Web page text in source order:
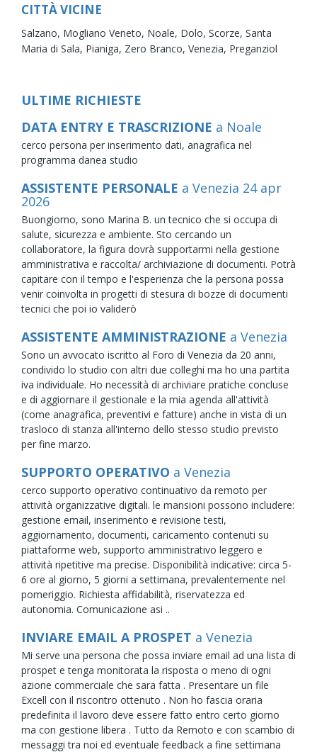
CITTÀ VICINE
Salzano, Mogliano Veneto, Noale, Dolo, Scorze, Santa
Maria di Sala, Pianiga, Zero Branco, Venezia, Preganziol
ULTIME RICHIESTE
DATA ENTRY E TRASCRIZIONE a Noale
cerco persona per inserimento dati, anagrafica nel
programma danea studio
ASSISTENTE PERSONALE a Venezia 24 apr
2026
Buongiorno, sono Marina B. un tecnico che si occupa di
salute, sicurezza e ambiente. Sto cercando un
collaboratore, la figura dovrà supportarmi nella gestione
amministrativa e raccolta/ archiviazione di documenti. Potrà
capitare con il tempo e l'esperienza che la persona possa
venir coinvolta in progetti di stesura di bozze di documenti
tecnici che poi io validerò
ASSISTENTE AMMINISTRAZIONE a Venezia
Sono un avvocato iscritto al Foro di Venezia da 20 anni,
condivido lo studio con altri due colleghi ma ho una partita
iva individuale. Ho necessità di archiviare pratiche concluse
e di aggiornare il gestionale e la mia agenda all'attività
(come anagrafica, preventivi e fatture) anche in vista di un
trasloco di stanza all'interno dello stesso studio previsto
per fine marzo.
SUPPORTO OPERATIVO a Venezia
cerco supporto operativo continuativo da remoto per
attività organizzative digitali. le mansioni possono includere:
gestione email, inserimento e revisione testi,
aggiornamento, documenti, caricamento contenuti su
piattaforme web, supporto amministrativo leggero e
attività ripetitive ma precise. Disponibilità indicative: circa 5-
6 ore al giorno, 5 giorni a settimana, prevalentemente nel
pomeriggio. Richiesta affidabilità, riservatezza ed
autonomia. Comunicazione asi ..
INVIARE EMAIL A PROSPET a Venezia
Mi serve una persona che possa inviare email ad una lista di
prospet e tenga monitorata la risposta o meno di ogni
azione commerciale che sara fatta . Presentare un file
Excell con il riscontro ottenuto . Non ho fascia oraria
predefinita il lavoro deve essere fatto entro certo giorno
ma con gestione libera . Tutto da Remoto e con scambio di
messaggi tra noi ed eventuale feedback a fine settimana